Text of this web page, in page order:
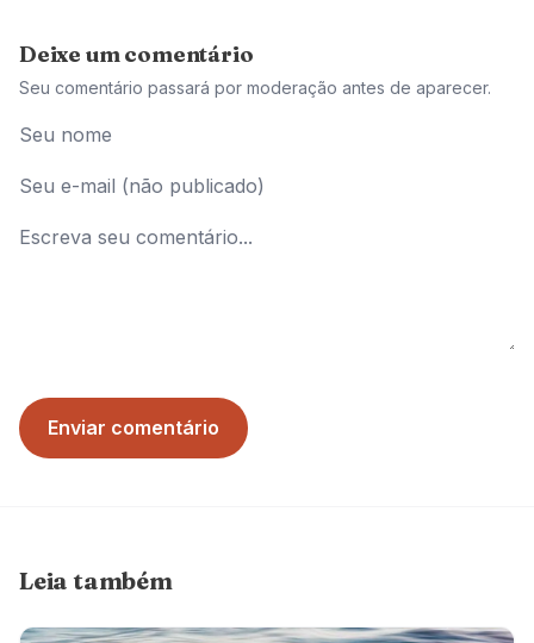
Deixe um comentário
Seu comentário passará por moderação antes de aparecer.
Enviar comentário
Leia também